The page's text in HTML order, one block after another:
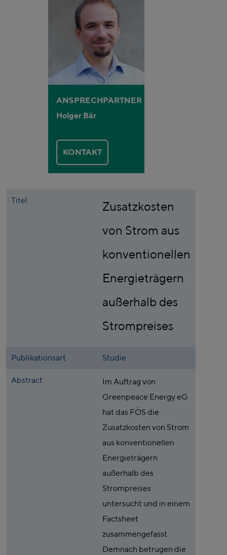
ANSPRECHPARTNER
Holger Bär
KONTAKT
Titel
Zusatzkosten
von Strom aus
konventionellen
Energieträgern
außerhalb des
Strompreises
Publikationsart Studie
Abstract
Im Auftrag von
Greenpeace Energy eG
hat das FÖS die
Zusatzkosten von Strom
aus konventionellen
Energieträgern
außerhalb des
Strompreises
untersucht und in einem
Factsheet
zusammengefasst.
Demnach betrugen die